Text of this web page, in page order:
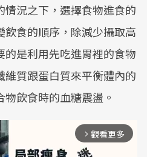
況之下，選擇食物進食的
飲食的順序，除減少攝取高
是利用先吃進胃裡的食物
質跟蛋白質來平衡體內的
飲食時的血糖震盪。
arrow_forward_ios 觀看更多